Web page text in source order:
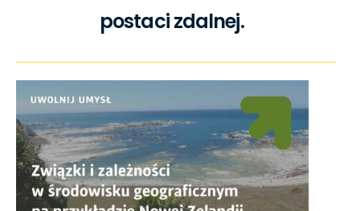
postaci zdalnej.